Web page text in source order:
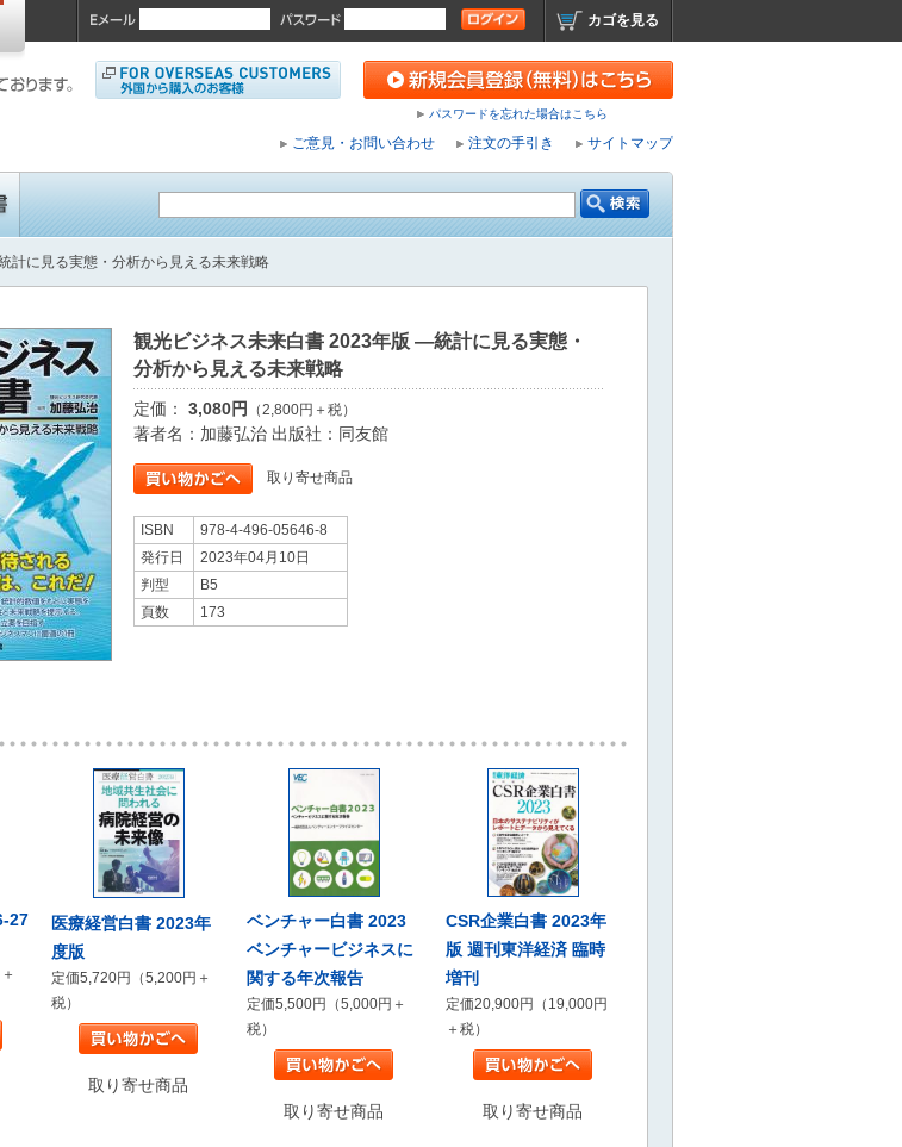
カゴを見る
パスワードを忘れた場合はこちら
ご意見・お問い合わせ 注文の手引き サイトマップ
計に見る実態・分析から見える未来戦略
観光ビジネス未来白書 2023年版 ―統計に見る実態・
分析から見える未来戦略
定価： 3,080円 （2,800円＋税）
著者名：加藤弘治 出版社：同友館
取り寄せ商品
ISBN
978-4-496-05646-8
発行日
2023年04月10日
判型
B5
頁数
173
27
医療経営白書 2023年
度版
定価5,720円（5,200円＋
税）
取り寄せ商品
ベンチャー白書 2023
ベンチャービジネスに
関する年次報告
定価5,500円（5,000円＋
税）
取り寄せ商品
CSR企業白書 2023年
版 週刊東洋経済 臨時
増刊
定価20,900円（19,000円
＋税）
取り寄せ商品